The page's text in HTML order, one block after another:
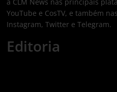
YouTube e CosTV, e também
Instagram, Twitter e Telegram.
Editoria